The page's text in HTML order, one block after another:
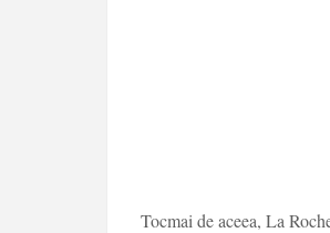
Tocmai de aceea, La